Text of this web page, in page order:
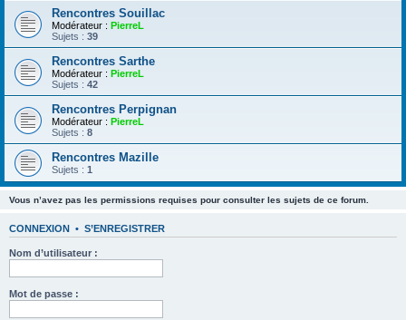
Rencontres Souillac
Modérateur : PierreL
Sujets : 39
Rencontres Sarthe
Modérateur : PierreL
Sujets : 42
Rencontres Perpignan
Modérateur : PierreL
Sujets : 8
Rencontres Mazille
Sujets : 1
Vous n’avez pas les permissions requises pour consulter les sujets de ce forum.
CONNEXION • S’ENREGISTRER
Nom d’utilisateur :
Mot de passe :